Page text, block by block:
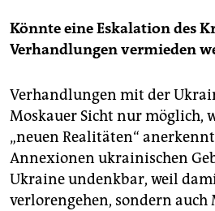
Könnte eine Eskalation des
Verhandlungen vermieden
Verhandlungen mit der
Moskauer Sicht nur möglich,
„neuen Realitäten“
Annexionen ukrainischen
Ukraine undenkbar, weil
verlorengehen, sondern auch